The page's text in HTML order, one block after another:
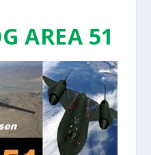
AREA 51